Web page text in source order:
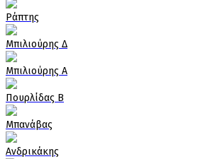
Ράπτης
Μπιλιούρης Δ
Μπιλιούρης Α
Πουρλίδας Β
Μπανάβας
Ανδρικάκης